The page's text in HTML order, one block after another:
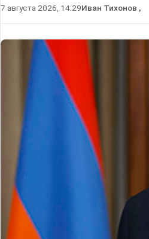
7 августа 2026, 14:29Иван Тихонов ,